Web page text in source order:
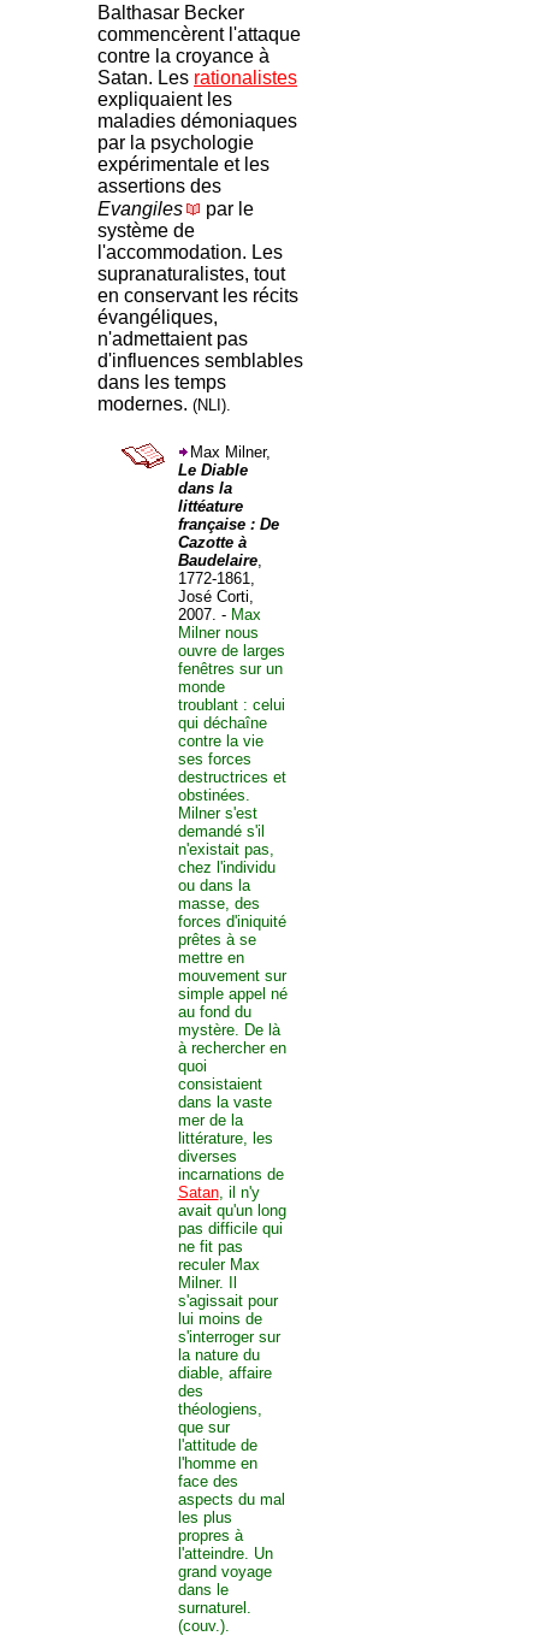
Balthasar Becker
commencèrent l'attaque
contre la croyance à
Satan. Les rationalistes
expliquaient les
maladies démoniaques
par la psychologie
expérimentale et les
assertions des
Evangiles
par le
système de
l'accommodation. Les
supranaturalistes, tout
en conservant les récits
évangéliques,
n'admettaient pas
d'influences semblables
dans les temps
modernes. (NLI).
Max Milner,
Le Diable
dans la
littéature
française : De
Cazotte à
Baudelaire,
1772-1861,
José Corti,
2007. - Max
Milner nous
ouvre de larges
fenêtres sur un
monde
troublant : celui
qui déchaîne
contre la vie
ses forces
destructrices et
obstinées.
Milner s'est
demandé s'il
n'existait pas,
chez l'individu
ou dans la
masse, des
forces d'iniquité
prêtes à se
mettre en
mouvement sur
simple appel né
au fond du
mystère. De là
à rechercher en
quoi
consistaient
dans la vaste
mer de la
littérature, les
diverses
incarnations de
Satan, il n'y
avait qu'un long
pas difficile qui
ne fit pas
reculer Max
Milner. Il
s'agissait pour
lui moins de
s'interroger sur
la nature du
diable, affaire
des
théologiens,
que sur
l'attitude de
l'homme en
face des
aspects du mal
les plus
propres à
l'atteindre. Un
grand voyage
dans le
surnaturel.
(couv.).